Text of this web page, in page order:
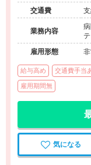
交通費
業務内容
雇用形態
給与高め 交通費手当
雇用期間無
気になる